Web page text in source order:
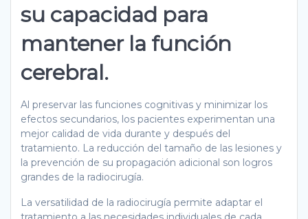
su capacidad para
mantener la función
cerebral.
Al preservar las funciones cognitivas y minimizar los
efectos secundarios, los pacientes experimentan una
mejor calidad de vida durante y después del
tratamiento. La reducción del tamaño de las lesiones y
la prevención de su propagación adicional son logros
grandes de la radiocirugía.
La versatilidad de la radiocirugía permite adaptar el